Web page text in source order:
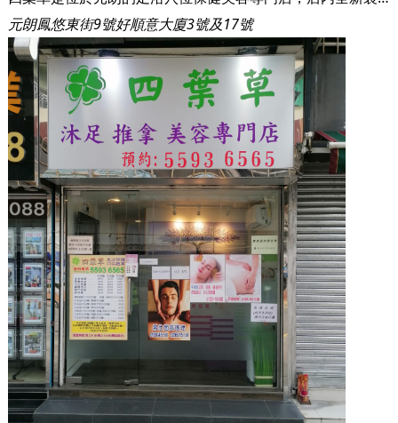
元朗鳳悠東街9號好順意大廈3號及17號